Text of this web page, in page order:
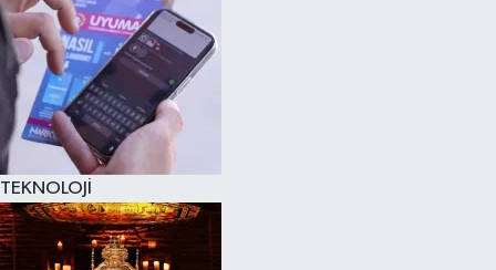
TEKNOLOJİ